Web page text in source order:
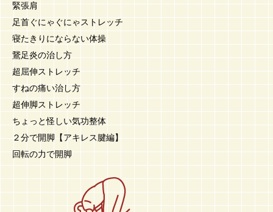
緊張肩
足首ぐにゃぐにゃストレッチ
寝たきりにならない体操
鵞足炎の治し方
超屈伸ストレッチ
すねの痛い治し方
超伸脚ストレッチ
ちょっと怪しい気功整体
２分で開脚【アキレス腱編】
回転の力で開脚